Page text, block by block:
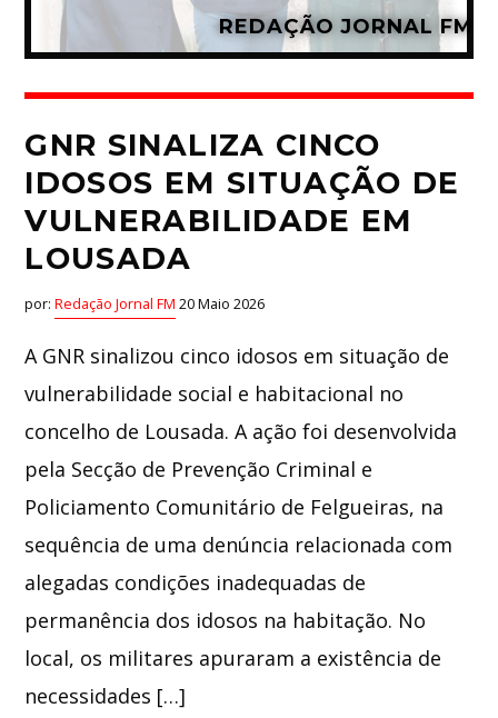
REDAÇÃO JORNAL FM
GNR SINALIZA CINCO
IDOSOS EM SITUAÇÃO DE
VULNERABILIDADE EM
LOUSADA
por:Redação Jornal FM 20 Maio 2026
A GNR sinalizou cinco idosos em situação de
vulnerabilidade social e habitacional no
concelho de Lousada. A ação foi desenvolvida
pela Secção de Prevenção Criminal e
Policiamento Comunitário de Felgueiras, na
sequência de uma denúncia relacionada com
alegadas condições inadequadas de
permanência dos idosos na habitação. No
local, os militares apuraram a existência de
necessidades […]